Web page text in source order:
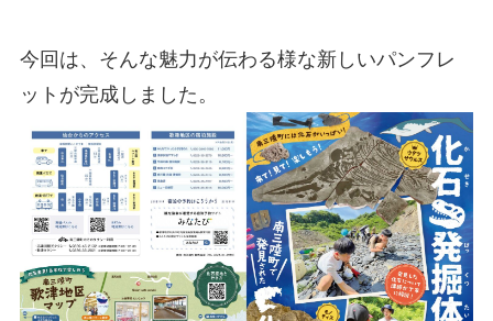
今回は、そんな魅力が伝わる様な新しいパンフレ
ットが完成しました。